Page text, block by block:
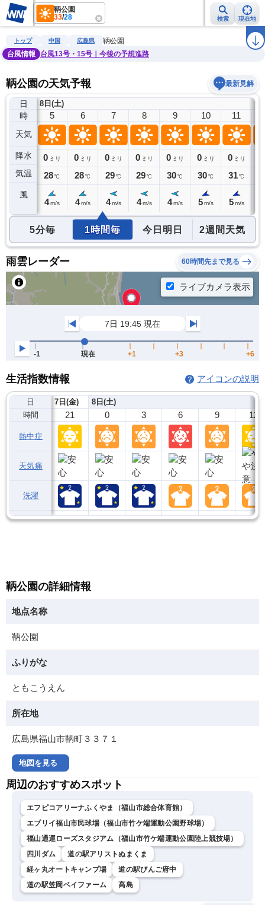
鞆公園
33/28 検索 現在地
雨雲レーダー 台風情報 地震情報 ラ
トップ 中国 広島県
鞆公園
台風情報
台風13号・15号｜今後の予想進路
鞆公園の天気予報 最新見解
日
時
天気
降水
気温
風
8日(土)
4
0ミリ
28℃
5
0 ミリ
28℃
4 m/s
6
0 ミリ
28℃
4 m/s
7
0 ミリ
29℃
4 m/s
8
0 ミリ
29℃
4 m/s
9
0 ミリ
30℃
4 m/s
10
0 ミリ
30℃
5 m/s
11
0 ミリ
31℃
5 m/s
5分毎 1時間毎 今日明日 2週間天気
雨雲レーダー 60時間先まで見る
生活指数情報 アイコンの説明
日
時間
熱中症
天気痛
洗濯
7日(金)
21
8日(土)
0 3 6 9 12
鞆公園の詳細情報
地点名称
鞆公園
ふりがな
ともこうえん
所在地
広島県福山市鞆町３３７１
地図を見る
周辺のおすすめスポット
エフピコアリーナふくやま（福山市総合体育館）
エブリイ福山市民球場（福山市竹ケ端運動公園野球場）
福山通運ローズスタジアム（福山市竹ケ端運動公園陸上競技場）
四川ダム
道の駅アリストぬまくま
経ヶ丸オートキャンプ場
道の駅びんご府中
道の駅笠岡ベイファーム
高島